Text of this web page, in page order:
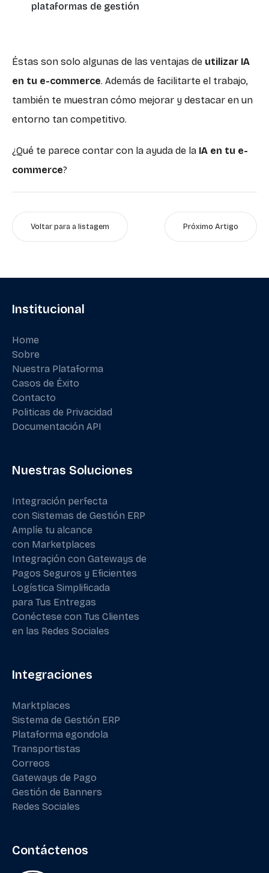
plataformas de gestión
Éstas son solo algunas de las ventajas de utilizar IA
en tu e-commerce. Además de facilitarte el trabajo,
también te muestran cómo mejorar y destacar en un
entorno tan competitivo.
¿Qué te parece contar con la ayuda de la IA en tu e-
commerce?
Voltar para a listagem Próximo Artigo
Institucional
Home
Sobre
Nuestra Plataforma
Casos de Éxito
Contacto
Politicas de Privacidad
Documentación API
Nuestras Soluciones
Integración perfecta
con Sistemas de Gestión ERP
Amplíe tu alcance
con Marketplaces
Integraçión con Gateways de
Pagos Seguros y Eficientes
Logística Simplificada
para Tus Entregas
Conéctese con Tus Clientes
en las Redes Sociales
Integraciones
Marktplaces
Sistema de Gestión ERP
Plataforma egondola
Transportistas
Correos
Gateways de Pago
Gestión de Banners
Redes Sociales
Contáctenos